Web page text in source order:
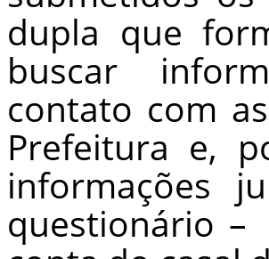
dupla que
buscar
contato com
Prefeitura e,
informações
questionário –